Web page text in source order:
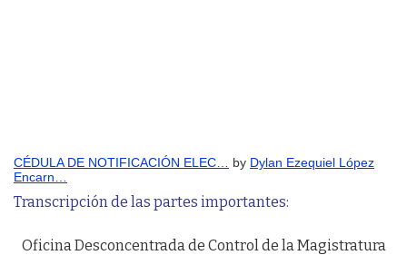
CÉDULA DE NOTIFICACIÓN ELEC… by Dylan Ezequiel López
Encarn…
Transcripción de las partes importantes:
Oficina Desconcentrada de Control de la Magistratura